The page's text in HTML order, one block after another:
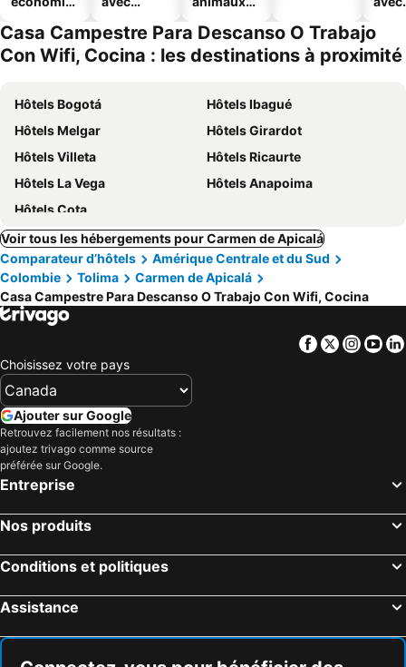
Casa Campestre Para Descanso O Trabajo
Con Wifi, Cocina : les destinations à proximité
Hôtels Bogotá
Hôtels Ibagué
Hôtels Melgar
Hôtels Girardot
Hôtels Villeta
Hôtels Ricaurte
Hôtels La Vega
Hôtels Anapoima
Hôtels Cota
Voir tous les hébergements pour Carmen de Apicalá
Comparateur d’hôtels
Amérique Centrale et du Sud
Colombie
Tolima
Carmen de Apicalá
Casa Campestre Para Descanso O Trabajo Con Wifi, Cocina
Facebook
Twitter
Choisissez votre pays
Ajouter sur Google
Retrouvez facilement nos résultats :
ajoutez trivago comme source
préférée sur Google.
Entreprise
Nos produits
Conditions et politiques
Assistance